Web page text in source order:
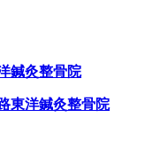
鍼灸整骨院
東洋鍼灸整骨院